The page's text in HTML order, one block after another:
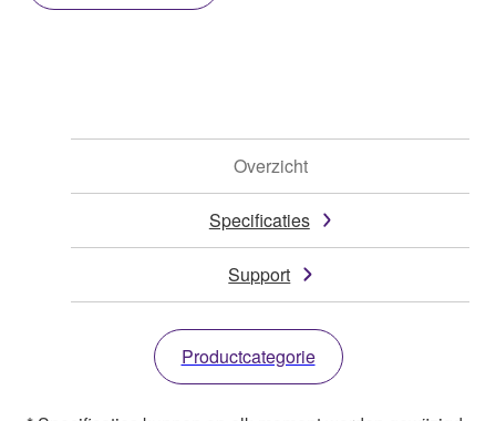
Overzicht
Specificaties
Support
Productcategorie